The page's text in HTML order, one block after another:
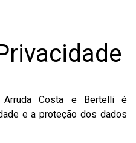
Costa e Bertelli é
e a proteção dos dados